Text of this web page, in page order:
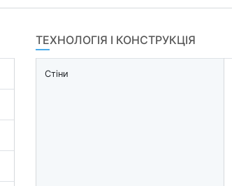
ТЕХНОЛОГІЯ І КОНСТРУКЦІЯ
Стіни